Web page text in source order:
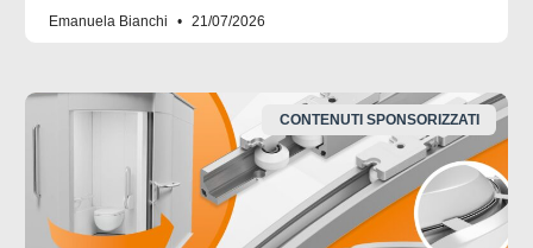
Emanuela Bianchi 21/07/2026
CONTENUTI SPONSORIZZATI